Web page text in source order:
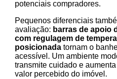
potenciais compradores.
Pequenos diferenciais
avaliação: barras de apoio
com regulagem de
posicionada tornam o
acessível. Um ambiente
transmite cuidado e
valor percebido do imóvel.